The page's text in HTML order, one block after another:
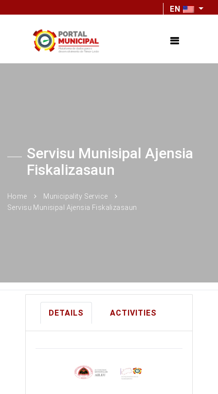
EN
Servisu Munisipal Ajensia
Fiskalizasaun
Home
Municipality Service
Servisu Munisipal Ajensia Fiskalizasaun
DETAILS ACTIVITIES